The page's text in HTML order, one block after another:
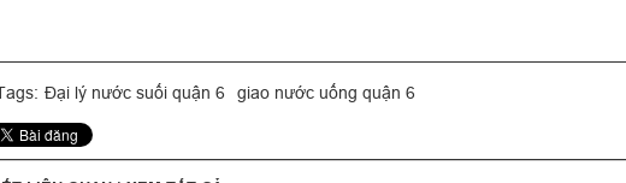
Đại lý nước suối quận 6 giao nước uống quận 6